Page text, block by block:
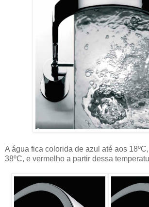
A água fica colorida de azul até aos
38ºC, e vermelho a partir dessa